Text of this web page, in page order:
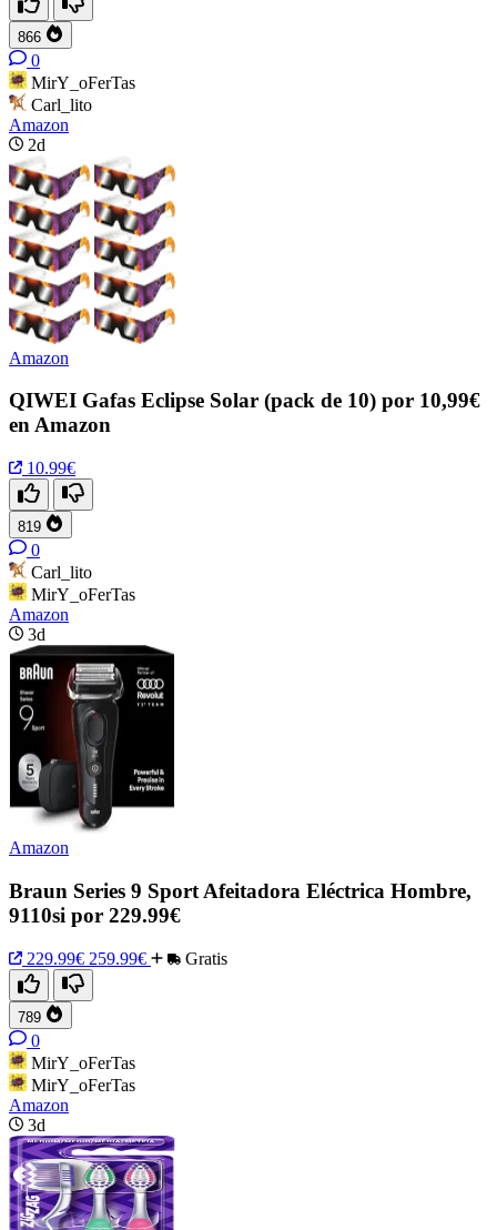
866
0
MirY_oFerTas
Carl_lito
Amazon
2d
Amazon
QIWEI Gafas Eclipse Solar (pack de 10) por 10,99€
en Amazon
10.99€
819
0
Carl_lito
MirY_oFerTas
Amazon
3d
Amazon
Braun Series 9 Sport Afeitadora Eléctrica Hombre,
9110si por 229.99€
229.99€ 259.99€ Gratis
789
0
MirY_oFerTas
MirY_oFerTas
Amazon
3d